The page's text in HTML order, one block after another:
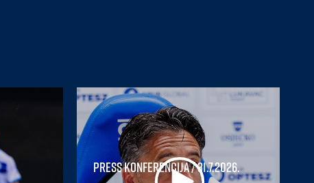
Press konferencija/ 31.7.2026.